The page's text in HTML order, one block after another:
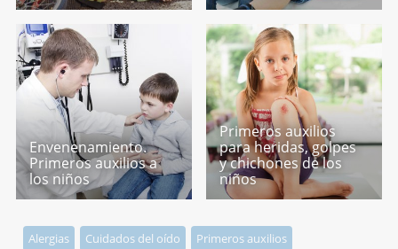
Envenenamiento.
Primeros auxilios a
los niños
Primeros auxilios
para heridas, golpes
y chichones de los
niños
Alergias Cuidados del oído Primeros auxilios